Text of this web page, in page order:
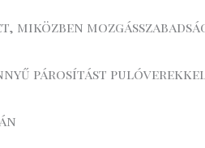
miközben
párosítást